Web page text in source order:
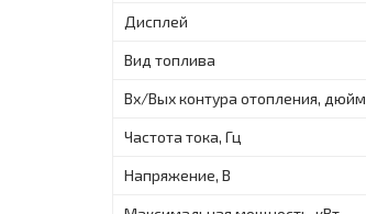
Дисплей
Вид топлива
Вх/Вых контура отопления, дюйм
Частота тока, Гц
Напряжение, В